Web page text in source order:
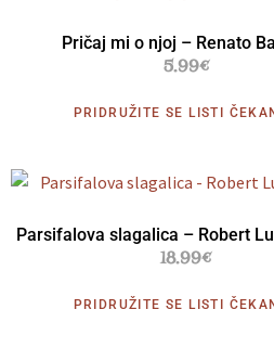
Pričaj mi o njoj – Renato
5.99€
PRIDRUŽITE SE LISTI
Parsifalova slagalica – Robert
18.99€
PRIDRUŽITE SE LISTI